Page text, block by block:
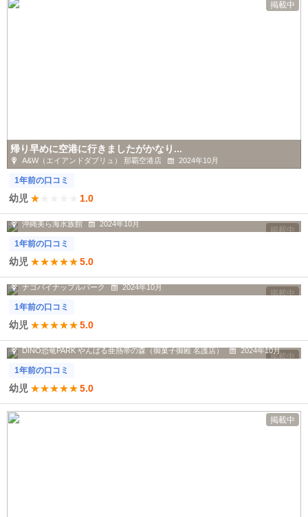
掲載中
帰り早めに空港に行きましたがかなり...
A&W（エイアンドダブリュ） 那覇空港店 2024年10月
1年前の口コミ
幼児 ★ 1.0
掲載中
ジンベイザメが大きくて子供大喜びで...
沖縄美ら海水族館 2024年10月
1年前の口コミ
幼児 ★★★★★5.0
掲載中
めっちゃ楽しそうでした。
ナゴパイナップルパーク 2024年10月
1年前の口コミ
幼児 ★★★★★5.0
掲載中
大好きな恐竜に会いに行ってきました...
DINO恐竜PARK やんばる亜熱帯の森（御菓子御殿 名護店） 2024年10月
1年前の口コミ
幼児 ★★★★★5.0
掲載中